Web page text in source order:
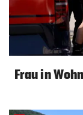
Frau in